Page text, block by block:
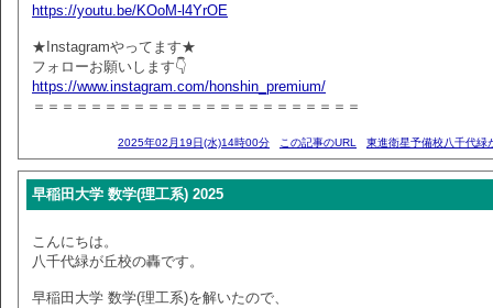
https://youtu.be/KOoM-l4YrOE
★Instagramやってます★
フォローお願いします👇
https://www.instagram.com/honshin_premium/
＝＝＝＝＝＝＝＝＝＝＝＝＝＝＝＝＝＝＝＝＝＝＝
2025年02月19日(水)14時00分 この記事のURL 東進衛星予備校八千代緑
早稲田大学 数学(理工系) 2025
こんにちは。
八千代緑が丘校の轟です。
早稲田大学 数学(理工系)を解いたので、